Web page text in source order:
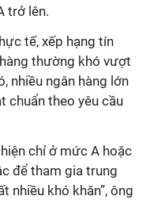
trở lên.
tế, xếp hạng tín
thường khó vượt
nhiều ngân hàng lớn
chuẩn theo yêu cầu
chỉ ở mức A hoặc
để tham gia trung
nhiều khó khăn”, ông